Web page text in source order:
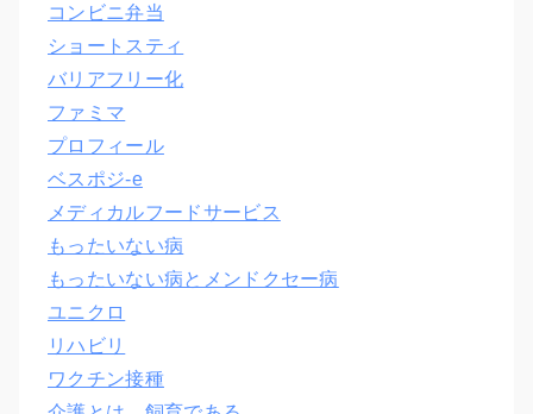
コンビニ弁当
ショートスティ
バリアフリー化
ファミマ
プロフィール
ベスポジ-e
メディカルフードサービス
もったいない病
もったいない病とメンドクセー病
ユニクロ
リハビリ
ワクチン接種